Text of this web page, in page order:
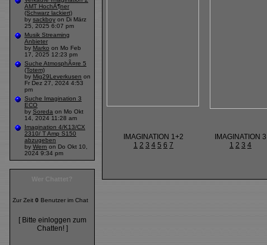
AMT HochÃ¶ner
(Schwarz lackiert)
by sackboy on Di März
25, 2025 6:07 pm
Musik Streaming
Anbieter
by Marko on Mo Feb
17, 2025 12:23 pm
Suche AtmosphÃ¤re 5
(Totem)
by Mig29Leverkusen on
Fr Dez 27, 2024 4:53
pm
Suche Imagination 3
ECO
by Soreda on Mo Okt
14, 2024 11:28 am
Imagination 4/K13/CX
2310/ T Amp S150
abzugeben
by Wern on Do Okt 10,
2024 9:34 pm
Zur Zeit 0 Benutzer im Chat
[ Bitte einloggen zum
Chatten! ]
IMAGINATION 1+2
1 2 3 4 5 6 7
IMAGINATION 3
1 2 3 4